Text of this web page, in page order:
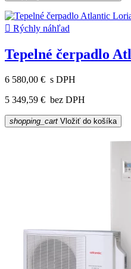
 Rýchly náhľad
Tepelné čerpadlo
6 580,00 € s DPH
5 349,59 € bez DPH
shopping_cart Vložiť do košíka